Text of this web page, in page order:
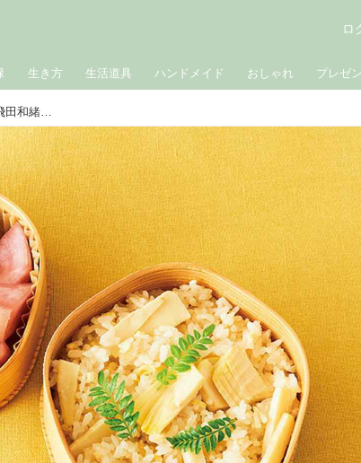
生き方 生活道具 ハンドメイド おしゃれ プレゼ
ロ
春の「たけのこごはん弁当」のつくり方。料理家・飛田和緒さんが“娘への思い”を込めてつくる、季節の家族弁当